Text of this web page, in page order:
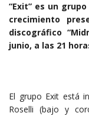
“Exit” es un
crecimiento
discográfico
junio, a las 21
El grupo Exit está
Roselli (bajo y